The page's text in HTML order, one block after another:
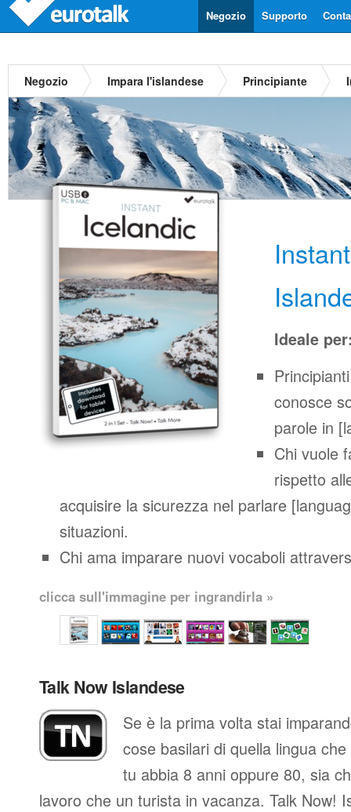
Supporto
Negozio
Negozio Impara l'islandese Principiante
Ideale
conosce
parole in
Chi vuole
rispetto
acquisire la sicurezza nel parlare
situazioni.
Chi ama imparare nuovi vocaboli
clicca sull'immagine per ingrandirla »
Talk Now Islandese
Se è la prima volta stai
cose basilari di quella lingua
tu abbia 8 anni oppure 80, sia
lavoro che un turista in vacanza. Talk Now!